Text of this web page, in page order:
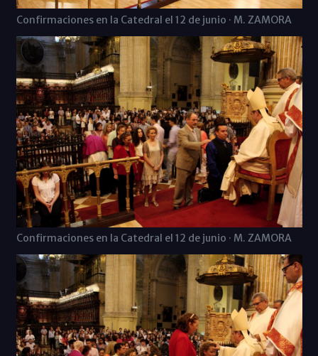
Confirmaciones en la Catedral el 12 de junio · M. ZAMORA
Confirmaciones en la Catedral el 12 de junio · M. ZAMORA